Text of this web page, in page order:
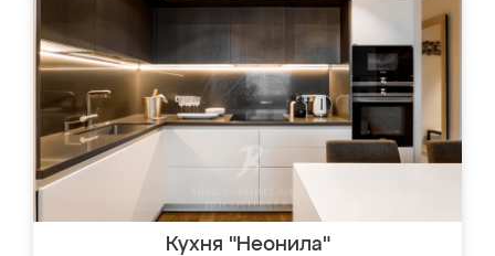
Кухня "Неонила"